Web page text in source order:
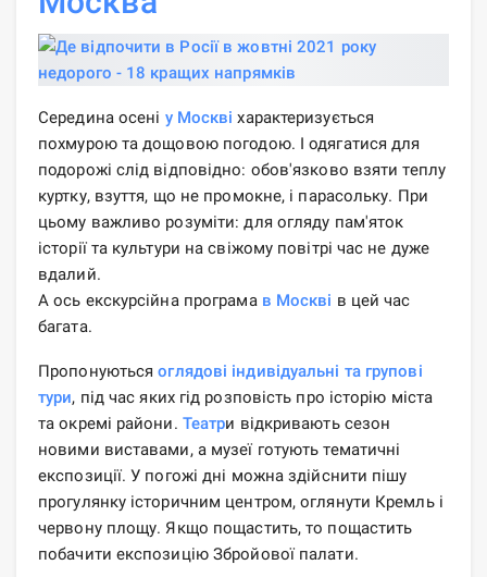
Середина осені у Москві характеризується
похмурою та дощовою погодою. І одягатися для
подорожі слід відповідно: обов'язково взяти теплу
куртку, взуття, що не промокне, і парасольку. При
цьому важливо розуміти: для огляду пам'яток
історії та культури на свіжому повітрі час не дуже
вдалий.
А ось екскурсійна програма в Москві в цей час
багата.
Пропонуютьсяоглядові індивідуальні та групові
тури, під час яких гід розповість про історію міста
та окремі райони. Театри відкривають сезон
новими виставами, а музеї готують тематичні
експозиції. У погожі дні можна здійснити пішу
прогулянку історичним центром, оглянути Кремль і
червону площу. Якщо пощастить, то пощастить
побачити експозицію Збройової палати.